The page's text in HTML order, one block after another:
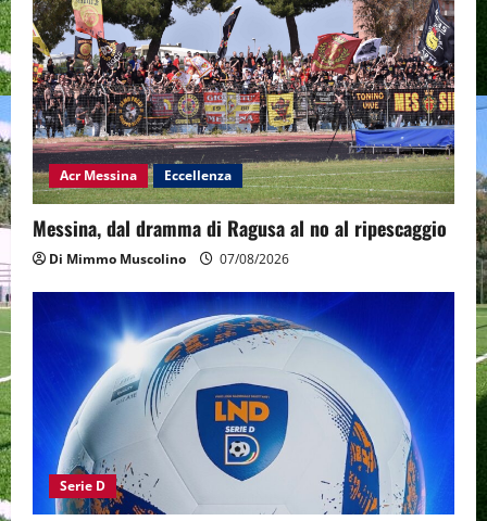
Acr Messina Eccellenza
Messina, dal dramma di Ragusa al no al ripescaggio
Di Mimmo Muscolino 07/08/2026
Serie D